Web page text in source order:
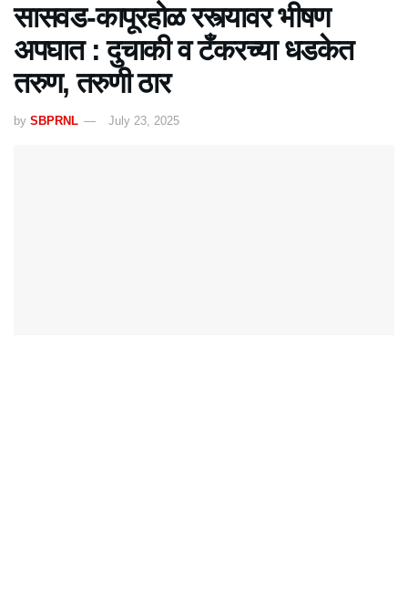
सासवड-कापूरहोळ रस्त्यावर भीषण
अपघात : दुचाकी व टँकरच्या धडकेत
तरुण, तरुणी ठार
by SBPRNL July 23, 2025